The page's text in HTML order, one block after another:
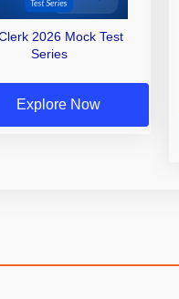
2026 Mock Test
Series
Explore Now